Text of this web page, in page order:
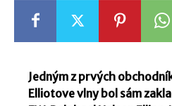
Jedným z prvých
Elliotove vlny bol sám